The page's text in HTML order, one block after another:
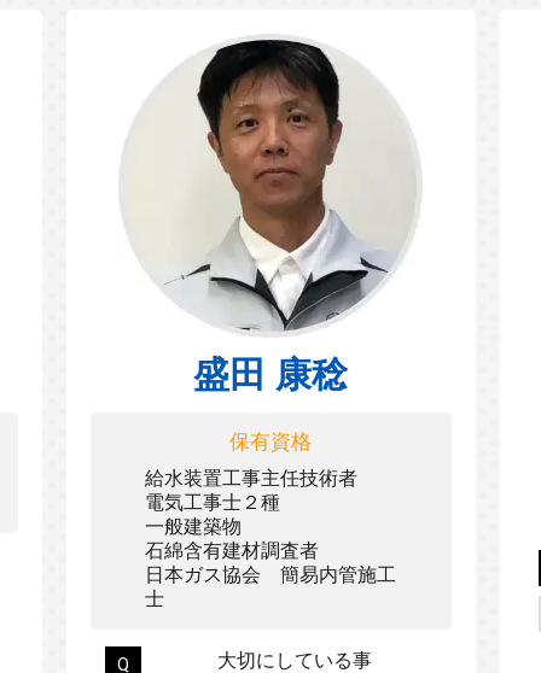
盛田 康稔
保有資格
給水装置工事主任技術者
電気工事士２種
一般建築物
石綿含有建材調査者
日本ガス協会 簡易内管施工
士
大切にしている事